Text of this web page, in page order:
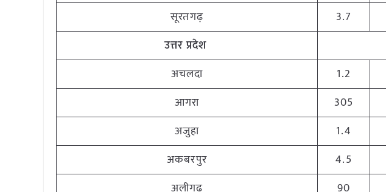
सूरतगढ़
3.7
उत्तर प्रदेश
अचलदा
1.2
आगरा
305
अजुहा
1.4
अकबरपुर
4.5
अलीगढ़
90